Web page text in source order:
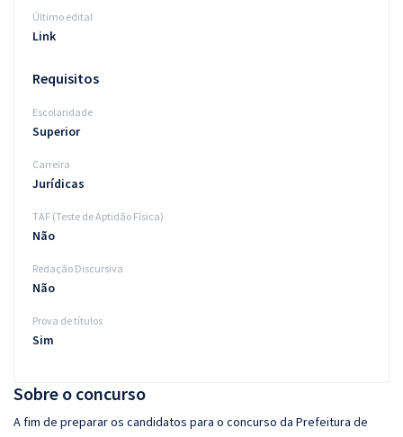
Sobre o concurso
A fim de preparar os candidatos para o concurso da Prefeitura de
Último edital
Link
Requisitos
Escolaridade
Superior
Carreira
Jurídicas
TAF (Teste de Aptidão Física)
Não
Redação Discursiva
Não
Prova de títulos
Sim